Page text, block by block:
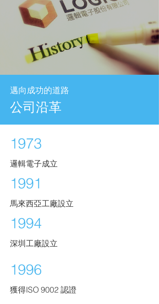
邁向成功的道路
公司沿革
1973
邏輯電子成立
1991
馬來西亞工廠設立
1994
深圳工廠設立
1996
獲得ISO 9002 認證